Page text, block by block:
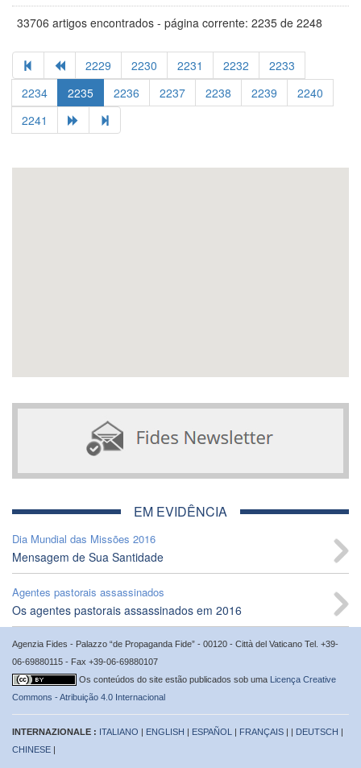
33706 artigos encontrados - página corrente: 2235 de 2248
2229 2230 2231 2232
2233
2234
2235 2236 2237 2238 2239
2240
2241
EM EVIDÊNCIA
Dia Mundial das Missões 2016
Mensagem de Sua Santidade
Agentes pastorais assassinados
Os agentes pastorais assassinados em 2016
Agenzia Fides - Palazzo “de Propaganda Fide” - 00120 - Città del Vaticano Tel. +39-
06-69880115 - Fax +39-06-69880107
Os conteúdos do site estão publicados sob uma Licença Creative
Commons - Atribuição 4.0 Internacional
INTERNAZIONALE : ITALIANO | ENGLISH | ESPAÑOL | FRANÇAIS | | DEUTSCH |
CHINESE |